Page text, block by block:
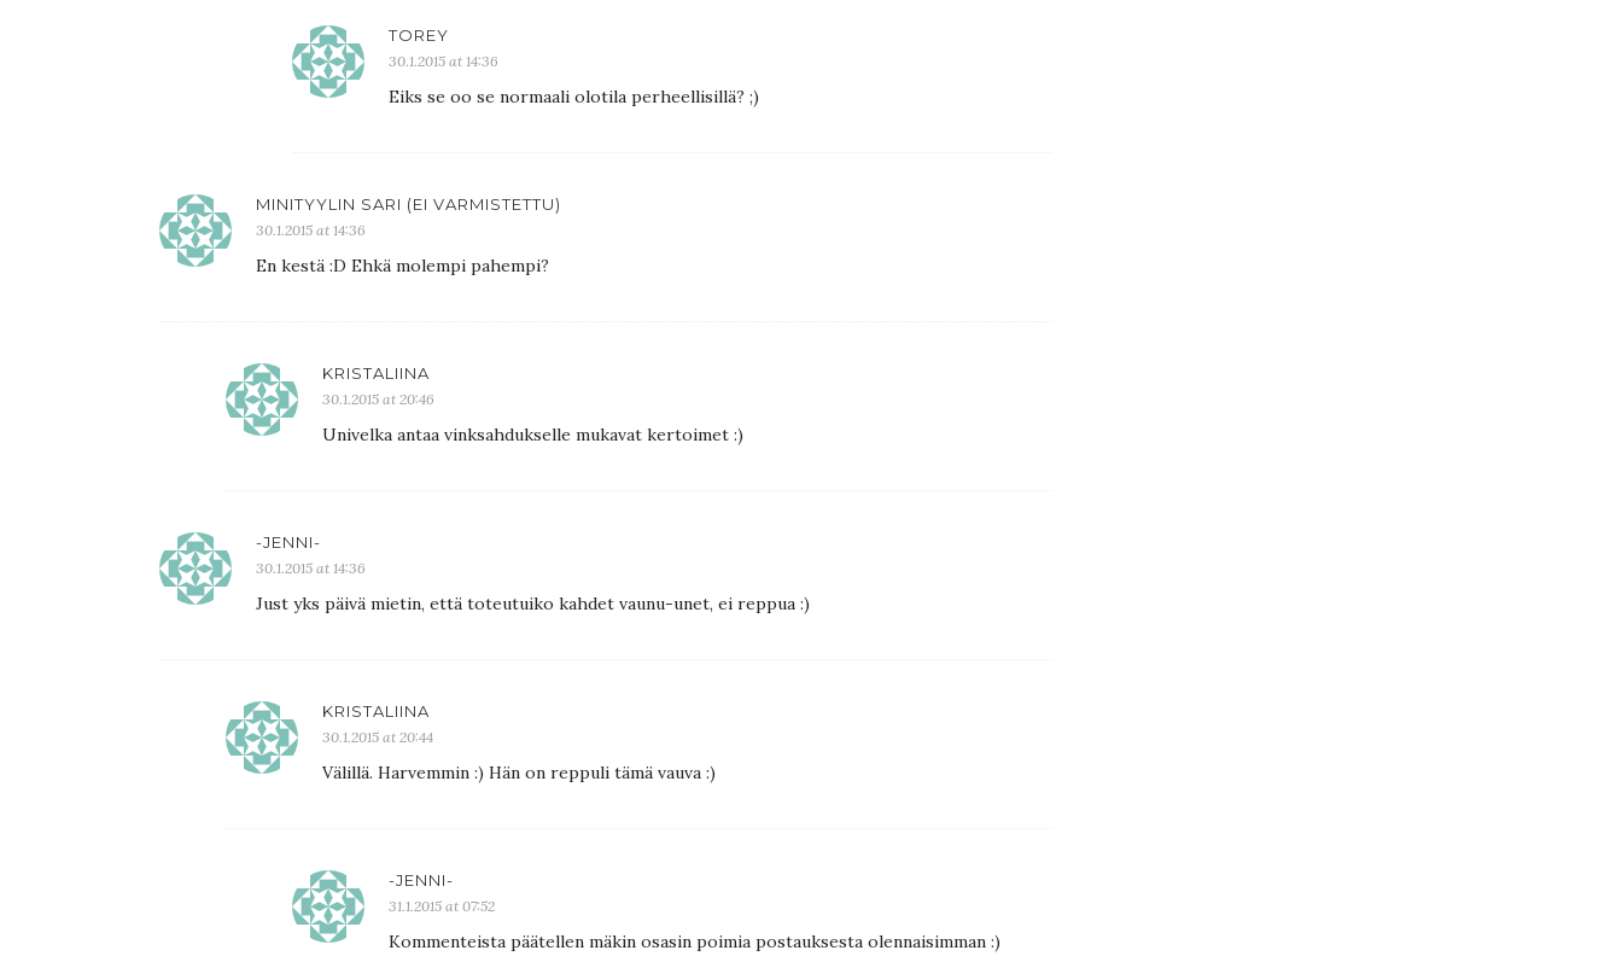
TOREY
30.1.2015 at 14:36
Eiks se oo se normaali olotila perheellisillä? ;)
MINITYYLIN SARI (EI VARMISTETTU)
30.1.2015 at 14:36
En kestä :D Ehkä molempi pahempi?
KRISTALIINA
30.1.2015 at 20:46
Univelka antaa vinksahdukselle mukavat kertoimet :)
-JENNI-
30.1.2015 at 14:36
Just yks päivä mietin, että toteutuiko kahdet vaunu-unet, ei reppua :)
KRISTALIINA
30.1.2015 at 20:44
Välillä. Harvemmin :) Hän on reppuli tämä vauva :)
-JENNI-
31.1.2015 at 07:52
Kommenteista päätellen mäkin osasin poimia postauksesta olennaisimman :)